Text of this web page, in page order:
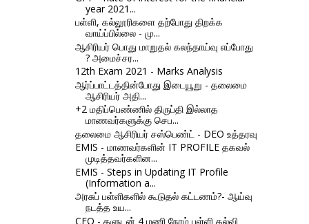
year 2021...
பள்ளி, கல்லூரிகளை தற்போது திறக்க
வாய்ப்பில்லை - மு...
ஆசிரியர் பொது மாறுதல் கலந்தாய்வு எப்போது
? அமைச்சர...
12th Exam 2021 - Marks Analysis
ஆர்ப்பாட்டத்தின்போது இடையூறு - தலைமை
ஆசிரியர் அதி...
+2 மதிப்பெண்ணில் திருப்தி இல்லாத
மாணவர்களுக்கு செப...
தலைமை ஆசிரியர் சஸ்பெண்ட் - DEO உத்தரவு
EMIS - மாணவர்களின் IT PROFILE தகவல்
முடித்தவர்களின...
EMIS - Steps in Updating IT Profile
(Information a...
அரசுப் பள்ளிகளில் கூடுதல் கட்டணம்?- ஆய்வு
நடத்த உய...
CEO - களுடன் 4 மணி நேரம் பள்ளி கல்வி